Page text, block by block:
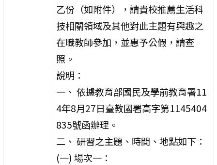
乙份（如附件），請貴校推薦生活科
技相關領域及其他對此主題有興趣之
在職教師參加，並惠予公假，請查
照。
說明：
一、 依據教育部國民及學前教育署11
4年8月27日臺教國署高字第1145404
835號函辦理。
二、 研習之主題、時間、地點如下：
(一) 場次一：